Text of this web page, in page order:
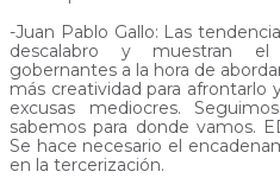
-Juan Pablo Gallo: Las
descalabro y muestran
gobernantes a la hora de
más creatividad para afrontarlo
excusas mediocres.
sabemos para donde vamos.
Se hace necesario el
en la tercerización.